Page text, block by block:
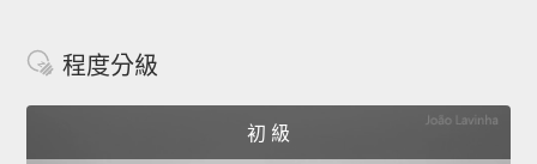
程度分級
初 級